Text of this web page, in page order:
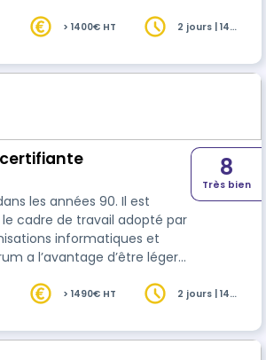
facilitation pour lever les
est
ou à distance, avec un
> 1400€ HT
2 jours | 14
les années 90. Il est
le cadre de travail adopté par
informatiques et
notamment au Scrum
d’appréhender ce nouveau
8
Très bien
> 1490€ HT
2 jours | 14